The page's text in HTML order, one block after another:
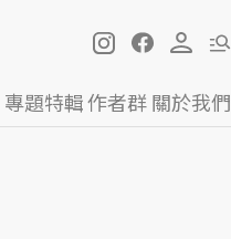
專題特輯作者群關於我們